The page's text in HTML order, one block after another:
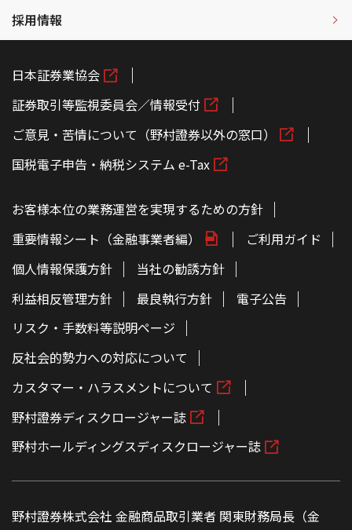
採用情報
日本証券業協会
証券取引等監視委員会／情報受付
ご意見・苦情について（野村證券以外の窓口）
国税電子申告・納税システム e-Tax
お客様本位の業務運営を実現するための方針
重要情報シート（金融事業者編）
ご利用ガイド
個人情報保護方針
当社の勧誘方針
利益相反管理方針
最良執行方針
電子公告
リスク・手数料等説明ページ
反社会的勢力への対応について
カスタマー・ハラスメントについて
野村證券ディスクロージャー誌
野村ホールディングスディスクロージャー誌
野村證券株式会社 金融商品取引業者 関東財務局長（金